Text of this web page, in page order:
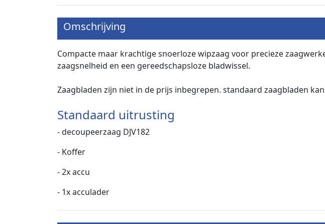
Omschrijving
Compacte maar krachtige snoerloze wipzaag voor precieze
zaagsnelheid en een gereedschapsloze bladwissel.
Zaagbladen zijn niet in de prijs inbegrepen. standaard zaagbladen
Standaard uitrusting
- decoupeerzaag DJV182
- Koffer
- 2x accu
- 1x acculader